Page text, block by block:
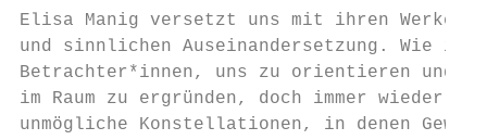
Elisa Manig versetzt uns mit ihren
und sinnlichen Auseinandersetzung. Wie
Betrachter*innen, uns zu orientieren und
im Raum zu ergründen, doch immer
unmögliche Konstellationen, in denen